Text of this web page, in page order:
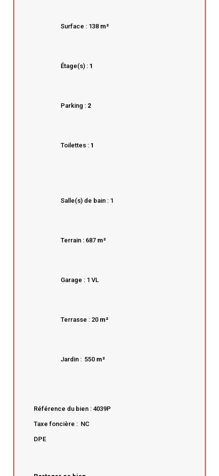
Surface : 138 m²
Étage(s) : 1
Parking : 2
Toilettes : 1
Salle(s) de bain : 1
Terrain : 687 m²
Garage : 1 VL
Terrasse : 20 m²
Jardin : 550 m²
Référence du bien : 4039P
Taxe foncière : NC
DPE